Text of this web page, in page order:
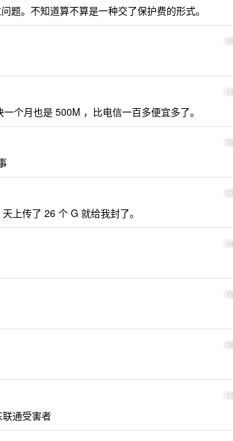
题。不知道算不算是一种交了保护费的形式。
10
11
个月也是 500M ，比电信一百多便宜多了。
12
13
上传了 26 个 G 就给我封了。
14
15
16
17
通受害者